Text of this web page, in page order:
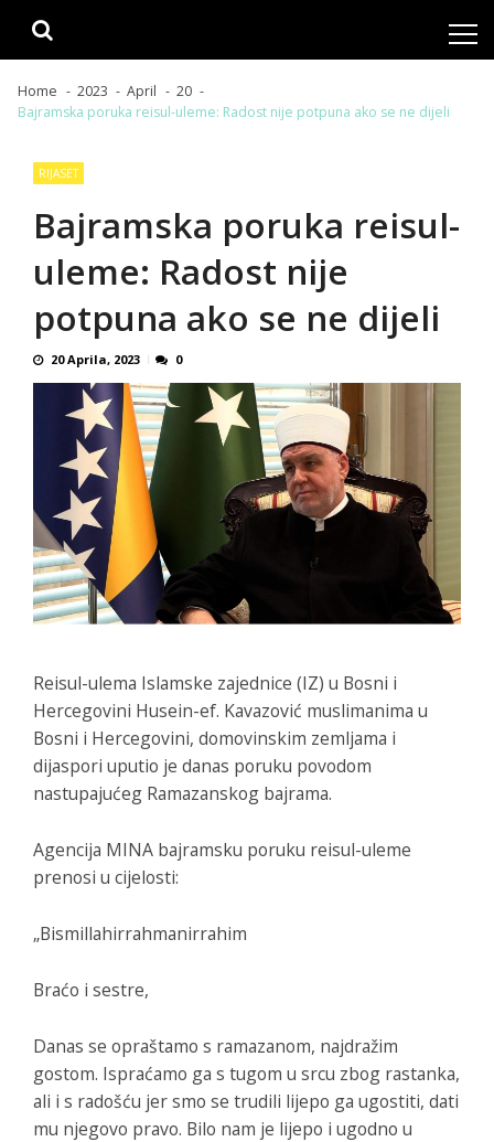
Home 2023 April
20
Bajramska poruka reisul-uleme: Radost nije potpuna ako se ne dijeli
RIJASET
Bajramska poruka reisul-
uleme: Radost nije
potpuna ako se ne dijeli
20 Aprila, 2023 0
Reisul-ulema Islamske zajednice (IZ) u Bosni i
Hercegovini Husein-ef. Kavazović muslimanima u
Bosni i Hercegovini, domovinskim zemljama i
dijaspori uputio je danas poruku povodom
nastupajućeg Ramazanskog bajrama.
Agencija MINA bajramsku poruku reisul-uleme
prenosi u cijelosti:
„Bismillahirrahmanirrahim
Braćo i sestre,
Danas se opraštamo s ramazanom, najdražim
gostom. Ispraćamo ga s tugom u srcu zbog rastanka,
ali i s radošću jer smo se trudili lijepo ga ugostiti, dati
mu njegovo pravo. Bilo nam je lijepo i ugodno u